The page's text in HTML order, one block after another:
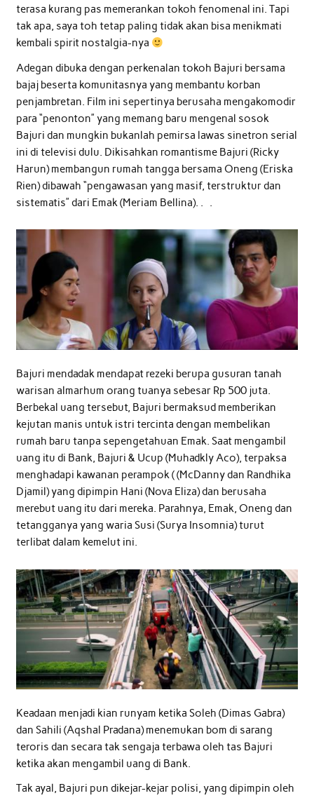
terasa kurang pas memerankan tokoh fenomenal ini. Tapi
tak apa, saya toh tetap paling tidak akan bisa menikmati
kembali spirit nostalgia-nya
Adegan dibuka dengan perkenalan tokoh Bajuri bersama
bajaj beserta komunitasnya yang membantu korban
penjambretan. Film ini sepertinya berusaha mengakomodir
para “penonton” yang memang baru mengenal sosok
Bajuri dan mungkin bukanlah pemirsa lawas sinetron serial
ini di televisi dulu. Dikisahkan romantisme Bajuri (Ricky
Harun) membangun rumah tangga bersama Oneng (Eriska
Rien) dibawah “pengawasan yang masif, terstruktur dan
sistematis” dari Emak (Meriam Bellina). . .
Bajuri mendadak mendapat rezeki berupa gusuran tanah
warisan almarhum orang tuanya sebesar Rp 500 juta.
Berbekal uang tersebut, Bajuri bermaksud memberikan
kejutan manis untuk istri tercinta dengan membelikan
rumah baru tanpa sepengetahuan Emak. Saat mengambil
uang itu di Bank, Bajuri & Ucup (Muhadkly Aco), terpaksa
menghadapi kawanan perampok ( (McDanny dan Randhika
Djamil) yang dipimpin Hani (Nova Eliza) dan berusaha
merebut uang itu dari mereka. Parahnya, Emak, Oneng dan
tetangganya yang waria Susi (Surya Insomnia) turut
terlibat dalam kemelut ini.
Keadaan menjadi kian runyam ketika Soleh (Dimas Gabra)
dan Sahili (Aqshal Pradana) menemukan bom di sarang
teroris dan secara tak sengaja terbawa oleh tas Bajuri
ketika akan mengambil uang di Bank.
Tak ayal, Bajuri pun dikejar-kejar polisi, yang dipimpin oleh